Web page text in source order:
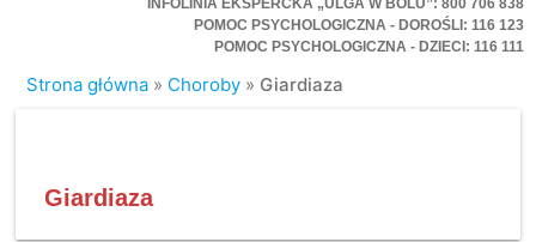
INFOLINIA EKSPERCKA „ULGA W BÓLU”: 800 706 838
POMOC PSYCHOLOGICZNA - DOROŚLI: 116 123
POMOC PSYCHOLOGICZNA - DZIECI: 116 111
Strona główna » Choroby » Giardiaza
Giardiaza